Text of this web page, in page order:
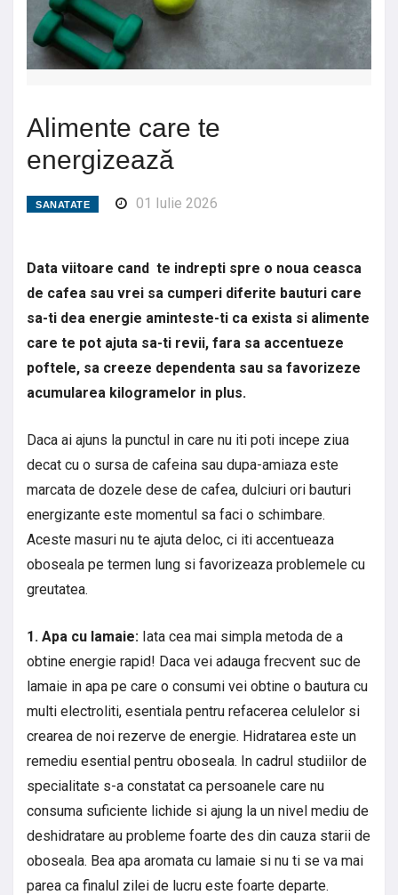
Alimente care te
energizează
SANATATE 01 Iulie 2026
Data viitoare cand te indrepti spre o noua ceasca
de cafea sau vrei sa cumperi diferite bauturi care
sa-ti dea energie aminteste-ti ca exista si alimente
care te pot ajuta sa-ti revii, fara sa accentueze
poftele, sa creeze dependenta sau sa favorizeze
acumularea kilogramelor in plus.
Daca ai ajuns la punctul in care nu iti poti incepe ziua
decat cu o sursa de cafeina sau dupa-amiaza este
marcata de dozele dese de cafea, dulciuri ori bauturi
energizante este momentul sa faci o schimbare.
Aceste masuri nu te ajuta deloc, ci iti accentueaza
oboseala pe termen lung si favorizeaza problemele cu
greutatea.
1. Apa cu lamaie: Iata cea mai simpla metoda de a
obtine energie rapid! Daca vei adauga frecvent suc de
lamaie in apa pe care o consumi vei obtine o bautura cu
multi electroliti, esentiala pentru refacerea celulelor si
crearea de noi rezerve de energie. Hidratarea este un
remediu esential pentru oboseala. In cadrul studiilor de
specialitate s-a constatat ca persoanele care nu
consuma suficiente lichide si ajung la un nivel mediu de
deshidratare au probleme foarte des din cauza starii de
oboseala. Bea apa aromata cu lamaie si nu ti se va mai
parea ca finalul zilei de lucru este foarte departe.